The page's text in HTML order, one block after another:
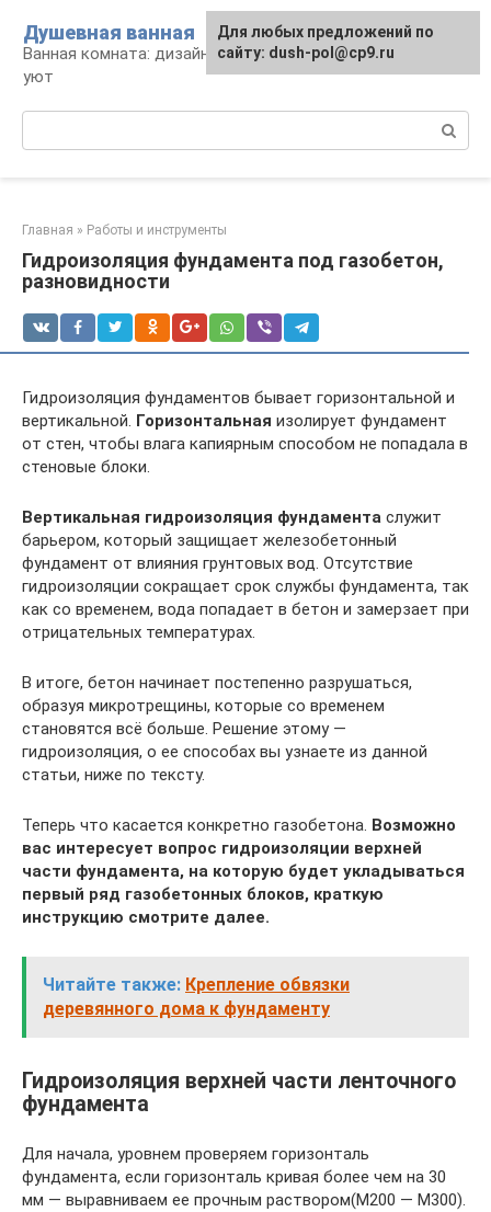
контенту
Душевная ванная
Ванная комната: дизайн, саноборудование,
уют
Главная » Работы и инструменты
Гидроизоляция фундамента под газобетон,
разновидности
Гидроизоляция фундаментов бывает горизонтальной и
вертикальной. Горизонтальная изолирует фундамент
от стен, чтобы влага капиярным способом не попадала в
стеновые блоки.
Вертикальная гидроизоляция фундамента служит
барьером, который защищает железобетонный
фундамент от влияния грунтовых вод. Отсутствие
гидроизоляции сокращает срок службы фундамента, так
как со временем, вода попадает в бетон и замерзает при
отрицательных температурах.
В итоге, бетон начинает постепенно разрушаться,
образуя микротрещины, которые со временем
становятся всё больше. Решение этому —
гидроизоляция, о ее способах вы узнаете из данной
статьи, ниже по тексту.
Теперь что касается конкретно газобетона. Возможно
вас интересует вопрос гидроизоляции верхней
части фундамента, на которую будет укладываться
первый ряд газобетонных блоков, краткую
инструкцию смотрите далее.
Читайте также: Крепление обвязки
деревянного дома к фундаменту
Гидроизоляция верхней части ленточного
фундамента
Для начала, уровнем проверяем горизонталь
фундамента, если горизонталь кривая более чем на 30
мм — выравниваем ее прочным раствором(М200 — М300).
Для любых предложений по
сайту: dush-pol@cp9.ru